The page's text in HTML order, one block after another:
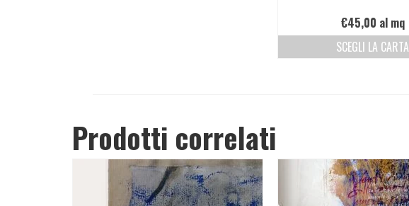
€45,00 al mq
SCEGLI LA CARTA
Prodotti correlati